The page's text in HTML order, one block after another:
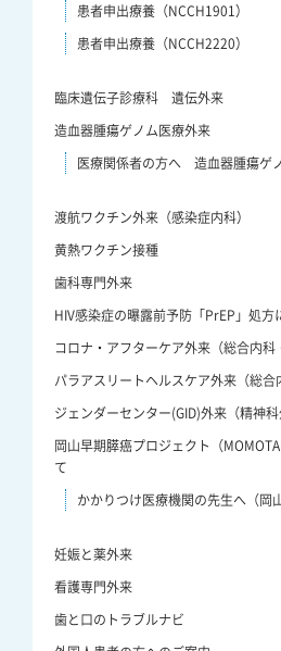
患者申出療養（NCCH1901）
患者申出療養（NCCH2220）
臨床遺伝子診療科 遺伝外来
造血器腫瘍ゲノム医療外来
医療関係者の方へ 造血器腫瘍ゲ
渡航ワクチン外来（感染症内科）
黄熱ワクチン接種
歯科専門外来
HIV感染症の曝露前予防「PrEP」処方
コロナ・アフターケア外来（総合内科
パラアスリートヘルスケア外来（総合
ジェンダーセンター(GID)外来（精神科
岡山早期膵癌プロジェクト（
て
かかりつけ医療機関の先生へ（岡
妊娠と薬外来
看護専門外来
歯と口のトラブルナビ